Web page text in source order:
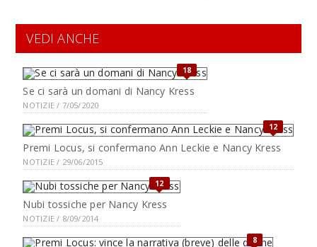
VEDI ANCHE
18
Se ci sarà un domani di Nancy Kress
NOTIZIE / 7/05/2020
12
Premi Locus, si confermano Ann Leckie e Nancy Kress
NOTIZIE / 29/06/2015
12
Nubi tossiche per Nancy Kress
NOTIZIE / 8/09/2014
8